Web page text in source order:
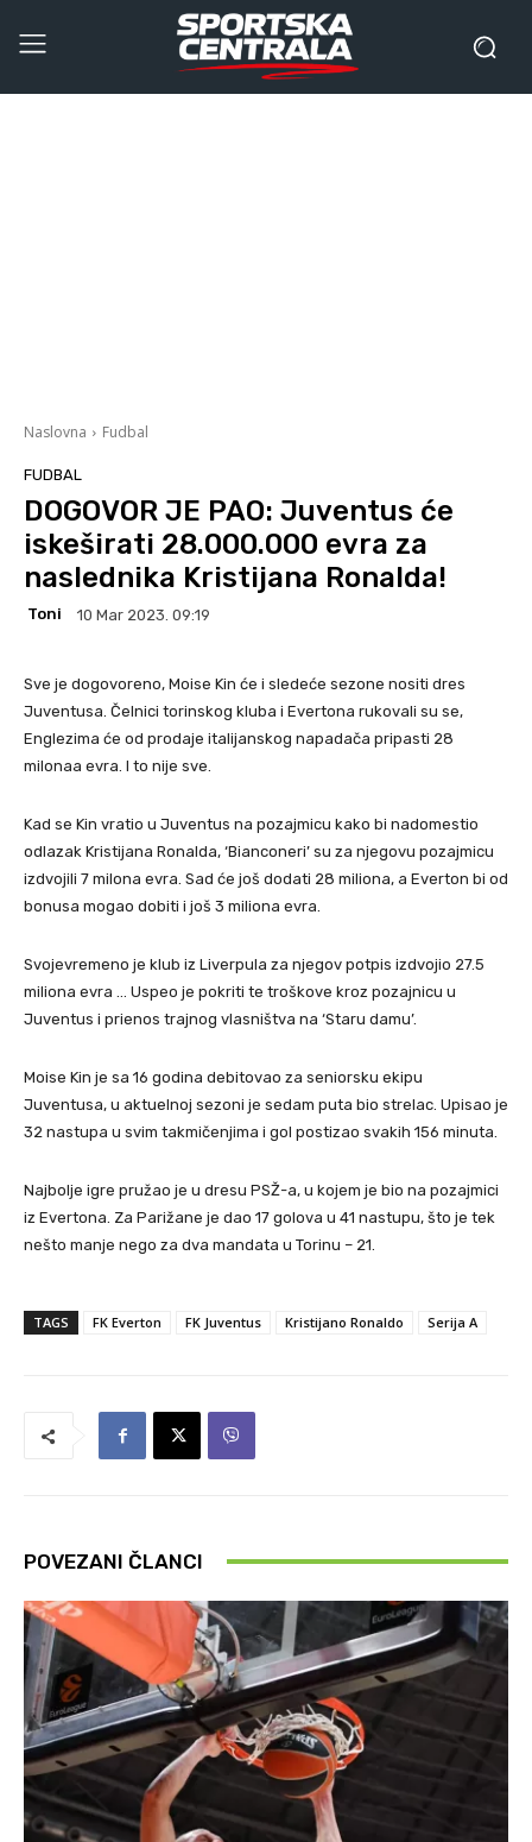
Naslovna Fudbal
FUDBAL
DOGOVOR JE PAO: Juventus će
iskeširati 28.000.000 evra za
naslednika Kristijana Ronalda!
Toni 10 Mar 2023. 09:19
Sve je dogovoreno, Moise Kin će i sledeće sezone nositi dres
Juventusa. Čelnici torinskog kluba i Evertona rukovali su se,
Englezima će od prodaje italijanskog napadača pripasti 28
milonaa evra. I to nije sve.
Kad se Kin vratio u Juventus na pozajmicu kako bi nadomestio
odlazak Kristijana Ronalda, ‘Bianconeri’ su za njegovu pozajmicu
izdvojili 7 milona evra. Sad će još dodati 28 miliona, a Everton bi od
bonusa mogao dobiti i još 3 miliona evra.
Svojevremeno je klub iz Liverpula za njegov potpis izdvojio 27.5
miliona evra … Uspeo je pokriti te troškove kroz pozajnicu u
Juventus i prienos trajnog vlasništva na ‘Staru damu’.
Moise Kin je sa 16 godina debitovao za seniorsku ekipu
Juventusa, u aktuelnoj sezoni je sedam puta bio strelac. Upisao je
32 nastupa u svim takmičenjima i gol postizao svakih 156 minuta.
Najbolje igre pružao je u dresu PSŽ-a, u kojem je bio na pozajmici
iz Evertona. Za Parižane je dao 17 golova u 41 nastupu, što je tek
nešto manje nego za dva mandata u Torinu – 21.
TAGS FK Everton FK Juventus Kristijano Ronaldo Serija A
POVEZANI ČLANCI